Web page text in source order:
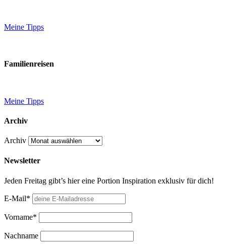
Meine Tipps
Familienreisen
Meine Tipps
Archiv
Archiv
Newsletter
Jeden Freitag gibt’s hier eine Portion Inspiration exklusiv für dich!
E-Mail*
Vorname*
Nachname